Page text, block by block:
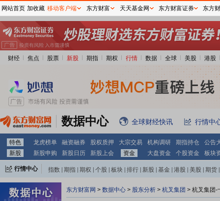
财经 焦点 股票 新股 期指 期权 行情 数据 全球 美股 港股
数据中心 全球财经快讯 行情中
特色 龙虎榜单 融资融券 股权质押 大宗交易 机构调研 期指持仓
公告
新股
新股申购 新股日历 新股上会 资金 大盘资金 个股资金 板块
行情中心 指数 期指 期权 个股 板块 排行 新股 基金 港股 美股 期货
东方财富网 > 数据中心 > 股东分析 > 杭叉集团 > 杭叉集团-
网站首页 加收藏 移动客户端 东方财富 天天基金网 东方财富证券 东方